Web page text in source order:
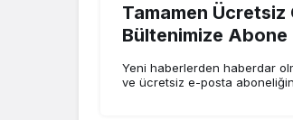
Tamamen Ücretsiz
Bültenimize Abone
Yeni haberlerden haberdar
ve ücretsiz e-posta